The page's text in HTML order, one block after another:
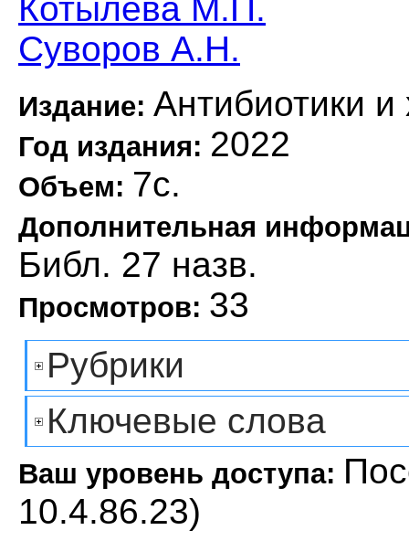
Котылева М.П.
Суворов А.Н.
Издание: Антибиотики
Год издания: 2022
Объем: 7с.
Дополнительная
Библ. 27 назв.
Просмотров: 33
Рубрики
Ключевые слова
Ваш уровень доступа:
10.4.86.23)